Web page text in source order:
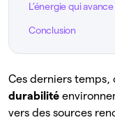
L’énergie qui avance
Conclusion
Ces derniers temps,
durabilité
vers des sources